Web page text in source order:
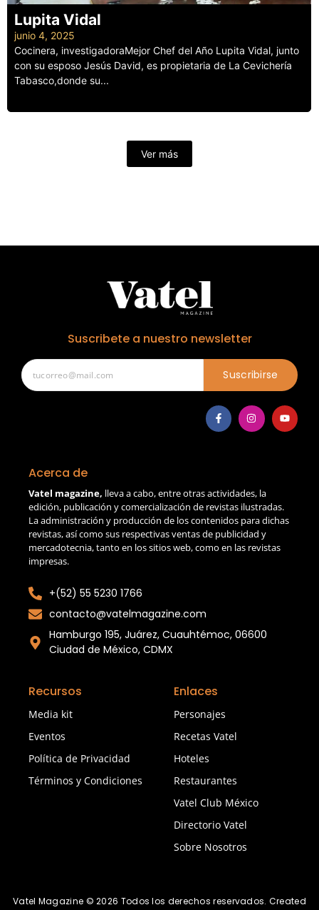
Lupita Vidal
junio 4, 2025
Cocinera, investigadoraMejor Chef del Año Lupita Vidal, junto
con su esposo Jesús David, es propietaria de La Cevichería
Tabasco,donde su...
Ver más
Suscribete a nuestro newsletter
Suscribirse
Acerca de
Vatel magazine, lleva a cabo, entre otras actividades, la
edición, publicación y comercialización de revistas ilustradas.
La administración y producción de los contenidos para dichas
revistas, así como sus respectivas ventas de publicidad y
mercadotecnia, tanto en los sitios web, como en las revistas
impresas.
+(52) 55 5230 1766
contacto@vatelmagazine.com
Hamburgo 195, Juárez, Cuauhtémoc, 06600
Ciudad de México, CDMX
Recursos
Media kit
Eventos
Política de Privacidad
Términos y Condiciones
Enlaces
Personajes
Recetas Vatel
Hoteles
Restaurantes
Vatel Club México
Directorio Vatel
Sobre Nosotros
Vatel Magazine © 2026 Todos los derechos reservados. Created